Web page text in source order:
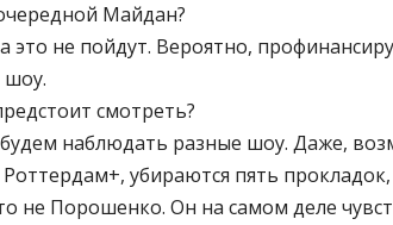
Майдан?
это не пойдут. Вероятно,
шоу.
смотреть?
наблюдать разные шоу. Даже,
Роттердам+, убираются пять
не Порошенко. Он на самом деле